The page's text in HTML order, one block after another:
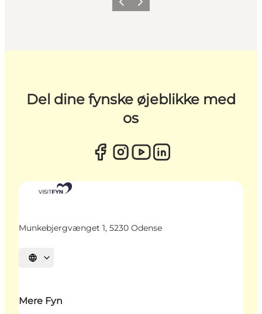
ForrigeNæste
Del dine fynske øjeblikke med
os
Munkebjergvænget 1, 5230 Odense
Vælg sprog
Mere Fyn